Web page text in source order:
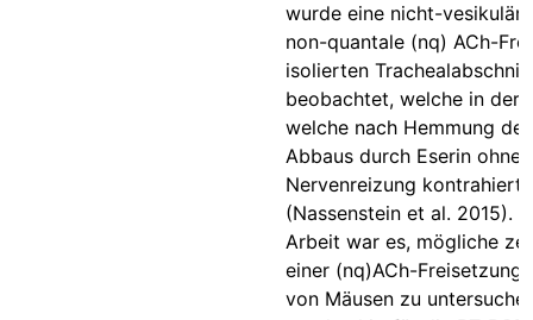
wurde eine nicht-vesikulär
non-quantale (nq) ACh-
isolierten
beobachtet, welche in der
welche nach Hemmung
Abbaus durch Eserin ohne
Nervenreizung
(Nassenstein et al. 2015).
Arbeit war es, mögliche
einer (nq)ACh-Freisetzung
von Mäusen zu